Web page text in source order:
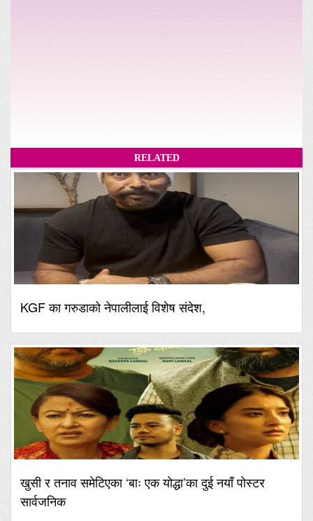
RELATED
KGF का गरुडाको नेपालीलाई विशेष संदेश,
खुसी र तनाव समेटिएका ‘बाः एक योद्धा’का दुई नयाँ पोस्टर
सार्वजनिक